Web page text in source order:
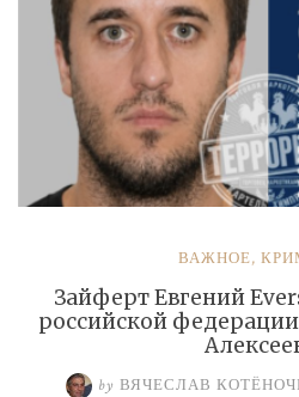
ВАЖНОЕ,
Зайферт Евгений
российской
by ВЯЧЕСЛАВ